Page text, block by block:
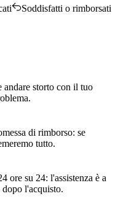
Soddisfatti o rimborsati
andare storto con il tuo
di rimborso: se
tutto.
ore su 24: l'assistenza è a
dopo l'acquisto.